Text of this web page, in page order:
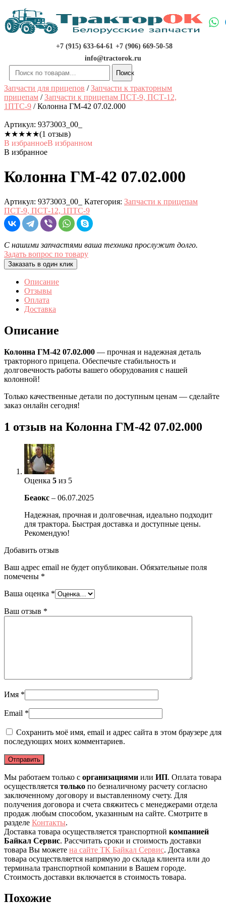
Перейти
содержимому
+7 (915) 633-64-61 +7 (906) 669-50-58
info@tractorok.ru
Искать:
Поиск
Запчасти для прицепов /Запчасти к тракторным
прицепам /Запчасти к прицепам ПСТ-9, ПСТ-12,
1ПТС-9 / Колонна ГМ-42 07.02.000
Артикул: 9373003_00_
★★★★★(1 отзыв)
В избранноеВ избранном
В избранное
Колонна ГМ-42 07.02.000
Артикул: 9373003_00_ Категория: Запчасти к прицепам
ПСТ-9, ПСТ-12, 1ПТС-9
С нашими запчастями ваша техника прослужит долго.
Задать вопрос по товару
Заказать в один клик
Описание
Отзывы
Оплата
Доставка
Описание
Колонна ГМ-42 07.02.000 — прочная и надежная деталь
тракторного прицепа. Обеспечьте стабильность и
долговечность работы вашего оборудования с нашей
колонной!
Только качественные детали по доступным ценам — сделайте
заказ онлайн сегодня!
1 отзыв на Колонна ГМ-42 07.02.000
Оценка 5 из 5
Беаокс – 06.07.2025
Надежная, прочная и долговечная, идеально подходит
для трактора. Быстрая доставка и доступные цены.
Рекомендую!
Добавить отзыв
Ваш адрес email не будет опубликован. Обязательные поля
помечены *
Ваша оценка *
Ваш отзыв *
Имя *
Email *
Сохранить моё имя, email и адрес сайта в этом браузере для
последующих моих комментариев.
Мы работаем только с организациями или ИП. Оплата товара
осуществляется только по безналичному расчету согласно
заключенному договору и выставленному счету. Для
получения договора и счета свяжитесь с менеджерами отдела
продаж любым способом, указанным на сайте. Смотрите в
разделе Контакты.
Доставка товара осуществляется транспортной компанией
Байкал Сервис. Рассчитать сроки и стоимость доставки
товара Вы можете на сайте ТК Байкал Сервис. Доставка
товара осуществляется напрямую до склада клиента или до
терминала транспортной компании в Вашем городе.
Стоимость доставки включается в стоимость товара.
Похожие